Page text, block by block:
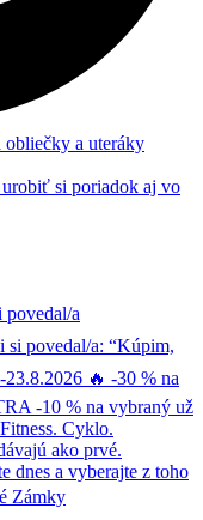
a uteráky
urobiť si poriadok aj vo
a